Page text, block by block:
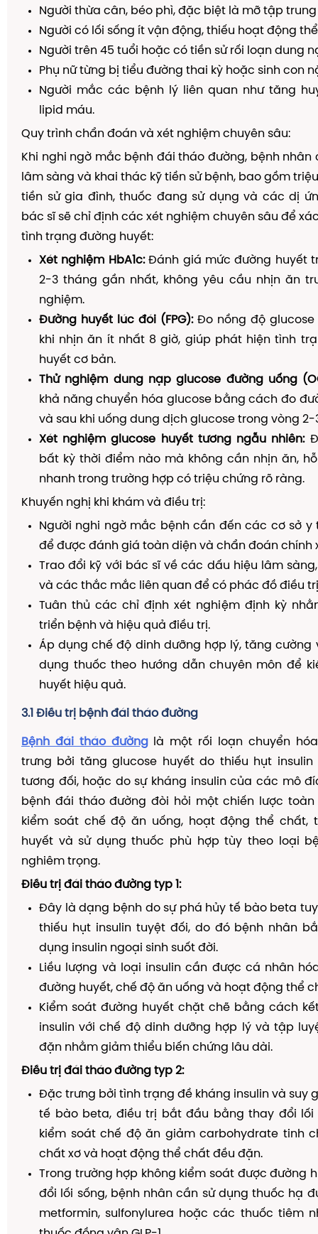
Người thừa cân, béo phì, đặc biệt là mỡ tập
Người có lối sống ít vận động, thiếu hoạt động
Người trên 45 tuổi hoặc có tiền sử rối loạn dung
Phụ nữ từng bị tiểu đường thai kỳ hoặc sinh con
Người mắc các bệnh lý liên quan như tăng
lipid máu.
Quy trình chẩn đoán và xét nghiệm chuyên sâu:
Khi nghi ngờ mắc bệnh đái tháo đường, bệnh nhân
lâm sàng và khai thác kỹ tiền sử bệnh, bao gồm
tiền sử gia đình, thuốc đang sử dụng và các dị
bác sĩ sẽ chỉ định các xét nghiệm chuyên sâu để
tình trạng đường huyết:
Xét nghiệm HbA1c:Đánh giá mức đường huyết
2-3 tháng gần nhất, không yêu cầu nhịn ăn
nghiệm.
Đường huyết lúc đói (FPG):Đo nồng độ glucose
khi nhịn ăn ít nhất 8 giờ, giúp phát hiện tình
huyết cơ bản.
Thử nghiệm dung nạp glucose đường uống
khả năng chuyển hóa glucose bằng cách đo
và sau khi uống dung dịch glucose trong vòng 2-
Xét nghiệm glucose huyết tương ngẫu nhiên:
bất kỳ thời điểm nào mà không cần nhịn ăn,
nhanh trong trường hợp có triệu chứng rõ ràng.
Khuyến nghị khi khám và điều trị:
Người nghi ngờ mắc bệnh cần đến các cơ sở y
để được đánh giá toàn diện và chẩn đoán chính
Trao đổi kỹ với bác sĩ về các dấu hiệu lâm
và các thắc mắc liên quan để có phác đồ điều
Tuân thủ các chỉ định xét nghiệm định kỳ
triển bệnh và hiệu quả điều trị.
Áp dụng chế độ dinh dưỡng hợp lý, tăng cường
dụng thuốc theo hướng dẫn chuyên môn để
huyết hiệu quả.
3.1 Điều trị bệnh đái tháo đường
Bệnh đái tháo đườnglà một rối loạn chuyển
trưng bởi tăng glucose huyết do thiếu hụt
tương đối, hoặc do sự kháng insulin của các mô
bệnh đái tháo đường đòi hỏi một chiến lược
kiểm soát chế độ ăn uống, hoạt động thể chất,
huyết và sử dụng thuốc phù hợp tùy theo loại
nghiêm trọng.
Điều trị đái tháo đường typ 1:
Đây là dạng bệnh do sự phá hủy tế bào beta
thiếu hụt insulin tuyệt đối, do đó bệnh nhân
dụng insulin ngoại sinh suốt đời.
Liều lượng và loại insulin cần được cá nhân
đường huyết, chế độ ăn uống và hoạt động thể
Kiểm soát đường huyết chặt chẽ bằng cách
insulin với chế độ dinh dưỡng hợp lý và tập
đặn nhằm giảm thiểu biến chứng lâu dài.
Điều trị đái tháo đường typ 2:
Đặc trưng bởi tình trạng đề kháng insulin và suy
tế bào beta, điều trị bắt đầu bằng thay đổi lối
kiểm soát chế độ ăn giảm carbohydrate tinh
chất xơ và hoạt động thể chất đều đặn.
Trong trường hợp không kiểm soát được đường
đổi lối sống, bệnh nhân cần sử dụng thuốc hạ
metformin, sulfonylurea hoặc các thuốc tiêm